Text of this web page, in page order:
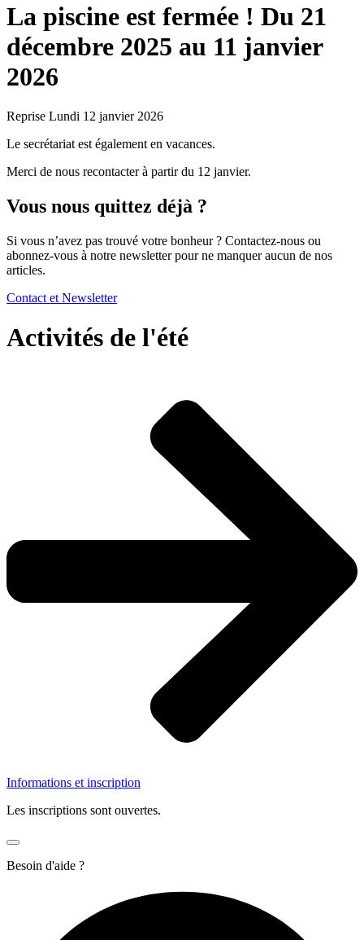
La piscine est fermée ! Du 21
décembre 2025 au 11 janvier
2026
Reprise Lundi 12 janvier 2026
Le secrétariat est également en vacances.
Merci de nous recontacter à partir du 12 janvier.
Vous nous quittez déjà ?
Si vous n’avez pas trouvé votre bonheur ? Contactez-nous ou
abonnez-vous à notre newsletter pour ne manquer aucun de nos
articles.
Contact et Newsletter
Activités de l'été
Informations et inscription
Les inscriptions sont ouvertes.
Besoin d'aide ?